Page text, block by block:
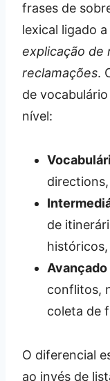
frases de
lexical ligado a
explicação de
reclamações.
de
nível:
de
conflitos,
coleta de
O diferencial
ao invés de